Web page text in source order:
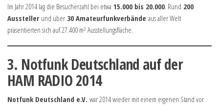
Im Jahr 2014 lag die Besucherzahl bei etwa 15.000 bis 20.000. Rund 200
Ausstellerund über 30 Amateurfunkverbände aus aller Welt
präsentierten sich auf 27.400 m² Ausstellungsfläche.
3. Notfunk Deutschland auf der
HAM RADIO 2014
Notfunk Deutschland e.V. war 2014 wieder mit einem eigenen Stand vor